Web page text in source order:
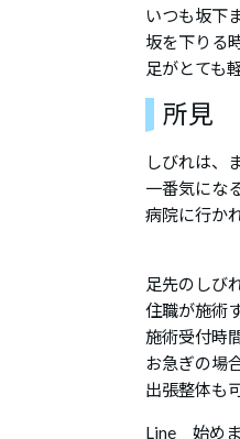
いつも坂下
坂を下りる
足がとても
所見
しびれは、
一番気にな
病院に行か
足先のしび
住職が施術
施術受付
お急ぎの場
出張整体も
Line 始めま